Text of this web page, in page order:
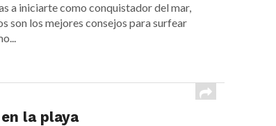
a iniciarte como conquistador del mar,
son los mejores consejos para surfear
la playa